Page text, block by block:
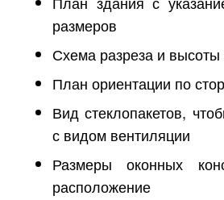
размеров
Схема разреза и высоты
План ориентации по
Вид стеклопакетов,
с видом вентиляции
Размеры оконных
расположение